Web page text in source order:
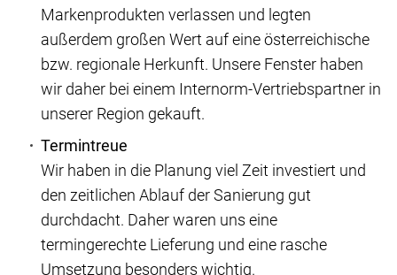
Markenprodukten verlassen und legten
außerdem großen Wert auf eine österreichische
bzw. regionale Herkunft. Unsere Fenster haben
wir daher bei einem Internorm-Vertriebspartner in
unserer Region gekauft.
Termintreue
Wir haben in die Planung viel Zeit investiert und
den zeitlichen Ablauf der Sanierung gut
durchdacht. Daher waren uns eine
termingerechte Lieferung und eine rasche
Umsetzung besonders wichtig.